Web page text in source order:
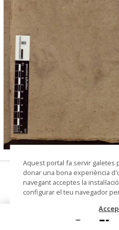
© Institut Botànic de Barcelona
de Barcelona) - Laura
Galium
Aquest portal fa servir galetes
donar una bona experiència
navegant acceptes la
configurar el teu navegador